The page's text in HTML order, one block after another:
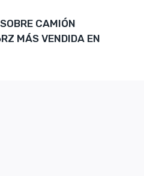
CAMIÓN
MÁS VENDIDA EN